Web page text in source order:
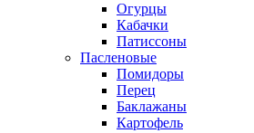
Огурцы
Кабачки
Патиссоны
Пасленовые
Помидоры
Перец
Баклажаны
Картофель